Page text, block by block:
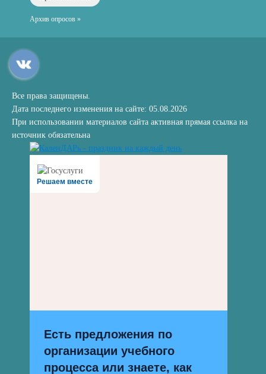
Архив опросов »
Все права защищены.
Дата последнего изменения на сайте: 05.08.2026
При использовании материалов сайта активная прямая ссылка на
источник обязательна
Решаем вместе
Есть предложения по
организации учебного
процесса или знаете, как